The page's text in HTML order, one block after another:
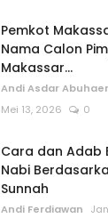
Pemkot
Nama Calon
Makassar...
Andi Asdar
Mei 13, 2026
0
Cara dan Adab
Nabi
Sunnah
Andi Ferdiawan